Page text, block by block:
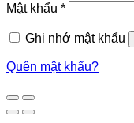
Mật khẩu *
Ghi nhớ mật khẩu
Quên mật khẩu?